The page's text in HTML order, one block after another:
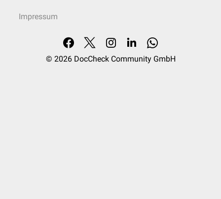
Impressum
© 2026 DocCheck Community GmbH